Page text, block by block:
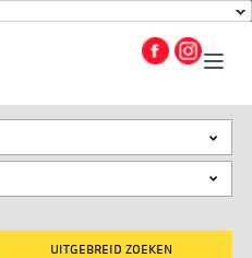
UITGEBREID ZOEKEN